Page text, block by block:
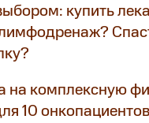
купить
на комплексную
10